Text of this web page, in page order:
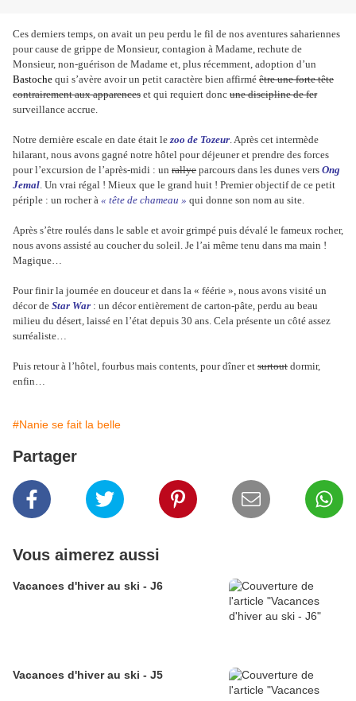
Ces derniers temps, on avait un peu perdu le fil de nos aventures sahariennes
pour cause de grippe de Monsieur, contagion à Madame, rechute de
Monsieur, non-guérison de Madame et, plus récemment, adoption d’un
Bastoche qui s’avère avoir un petit caractère bien affirmé être une forte tête
contrairement aux apparences et qui requiert donc une discipline de fer
surveillance accrue.
Notre dernière escale en date était lezoo de Tozeur. Après cet intermède
hilarant, nous avons gagné notre hôtel pour déjeuner et prendre des forces
pour l’excursion de l’après-midi : un rallye parcours dans les dunes vers Ong
Jemal. Un vrai régal ! Mieux que le grand huit ! Premier objectif de ce petit
périple : un rocher à « tête de chameau » qui donne son nom au site.
Après s’être roulés dans le sable et avoir grimpé puis dévalé le fameux rocher,
nous avons assisté au coucher du soleil. Je l’ai même tenu dans ma main !
Magique…
Pour finir la journée en douceur et dans la « féérie », nous avons visité un
décor de Star War : un décor entièrement de carton-pâte, perdu au beau
milieu du désert, laissé en l’état depuis 30 ans. Cela présente un côté assez
surréaliste…
Puis retour à l’hôtel, fourbus mais contents, pour dîner et surtout dormir,
enfin…
#Nanie se fait la belle
Partager
Vous aimerez aussi
Vacances d'hiver au ski - J6
Vacances d'hiver au ski - J5